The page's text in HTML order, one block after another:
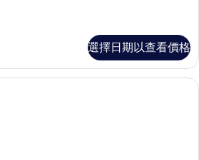
選擇日期以查看價格
警察獅子 | 迷你吧、書桌、遮光布/窗